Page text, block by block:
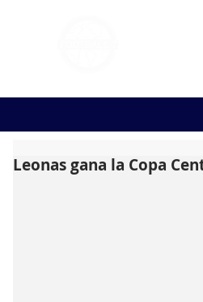
Leonas gana la Copa